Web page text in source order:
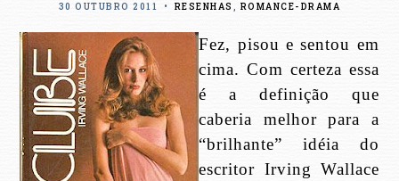
30 OUTUBRO 2011 • RESENHAS , ROMANCE-DRAMA
Fez, pisou e sentou em
cima. Com certeza essa
é a definição que
caberia melhor para a
“brilhante” idéia do
escritor Irving Wallace